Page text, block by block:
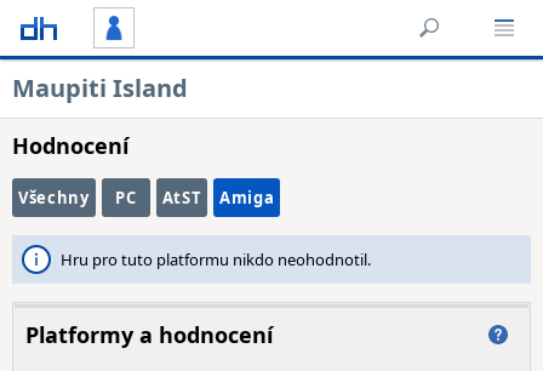
Maupiti Island
Hodnocení
Všechny PC AtST Amiga
Hru pro tuto platformu nikdo neohodnotil.
Platformy a hodnocení